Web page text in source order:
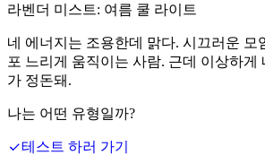
라벤더 미스트: 여름 쿨 라이트
네 에너지는 조용한데 맑다. 시끄러운 모
포 느리게 움직이는 사람. 근데 이상하게
가 정돈돼.
나는 어떤 유형일까?
테스트 하러 가기